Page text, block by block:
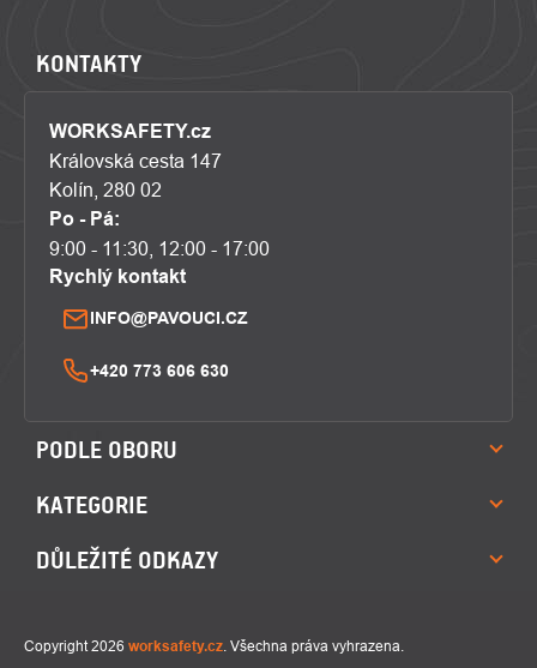
KONTAKTY
WORKSAFETY.cz
Královská cesta 147
Kolín, 280 02
Po - Pá:
9:00 - 11:30, 12:00 - 17:00
Rychlý kontakt
INFO@PAVOUCI.CZ
+420 773 606 630
PODLE OBORU
KATEGORIE
DŮLEŽITÉ ODKAZY
Copyright 2026 worksafety.cz. Všechna práva vyhrazena.